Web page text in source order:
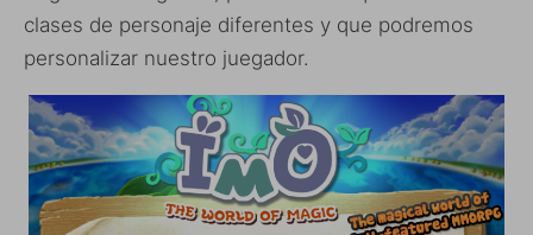
clases de personaje diferentes y que podremos
personalizar nuestro juegador.